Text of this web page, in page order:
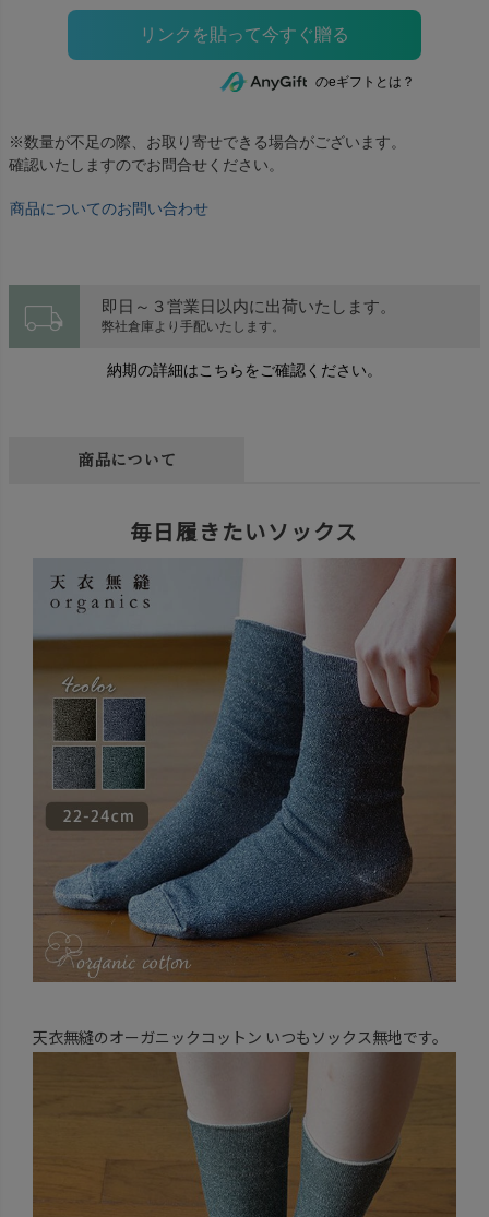
のeギフトとは？
※数量が不足の際、お取り寄せできる場合がございます。
確認いたしますのでお問合せください。
商品についてのお問い合わせ
local_shipping 即日～３営業日以内に出荷いたします。
弊社倉庫より手配いたします。
納期の詳細はこちらをご確認ください。
商品について
毎日履きたいソックス
天衣無縫のオーガニックコットン いつもソックス無地です。